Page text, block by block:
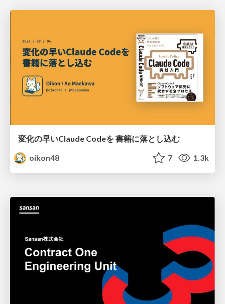
変化の早いClaude Codeを 書籍に落とし込む
oikon48
7 1.3k